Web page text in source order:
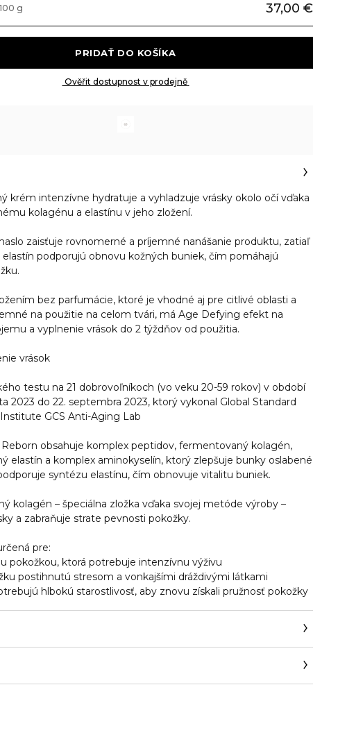
37,00 €
g
Ověřit dostupnost v prodejně
krém intenzívne hydratuje a vyhladzuje vrásky okolo očí vďaka
kolagénu a elastínu v jeho zložení.
zaisťuje rovnomerné a príjemné nanášanie produktu, zatiaľ
podporujú obnovu kožných buniek, čím pomáhajú
bez parfumácie, ktoré je vhodné aj pre citlivé oblasti a
na použitie na celom tvári, má Age Defying efekt na
a vyplnenie vrások do 2 týždňov od použitia.
vrások
testu na 21 dobrovoľníkoch (vo veku 20-59 rokov) v období
2023 do 22. septembra 2023, ktorý vykonal Global Standard
GCS Anti-Aging Lab
Reborn obsahuje komplex peptidov, fermentovaný kolagén,
elastín a komplex aminokyselín, ktorý zlepšuje bunky oslabené
syntézu elastínu, čím obnovuje vitalitu buniek.
kolagén – špeciálna zložka vďaka svojej metóde výroby –
a zabraňuje strate pevnosti pokožky.
pre:
pokožkou, ktorá potrebuje intenzívnu výživu
postihnutú stresom a vonkajšími dráždivými látkami
hlbokú starostlivosť, aby znovu získali pružnosť pokožky